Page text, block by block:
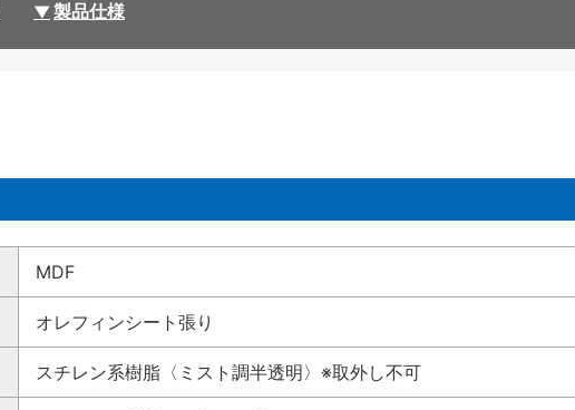
製品仕様
MDF
オレフィンシート張り
スチレン系樹脂〈ミスト調半透明〉※取外し不可